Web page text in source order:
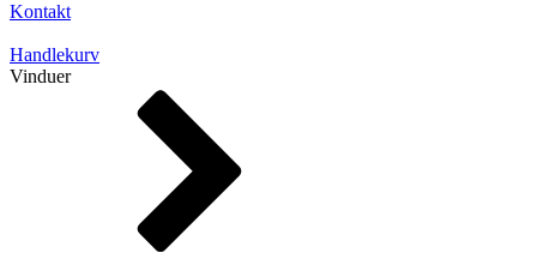
Kontakt
Handlekurv
Vinduer